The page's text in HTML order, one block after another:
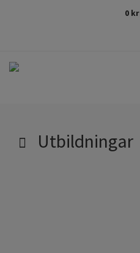
0 kr
Utbildningar